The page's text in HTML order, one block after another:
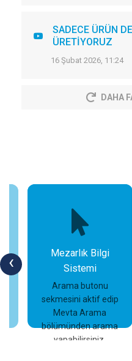
SADECE ÜRÜN
ÜRETİYORUZ
16 Şubat 2026, 11:24
DAHA
‹
Mezarlık Bilgi
Sistemi
Arama butonu
sekmesini aktif edip
Mevta Arama
bölümünden arama
yapabilirsiniz.
İncele